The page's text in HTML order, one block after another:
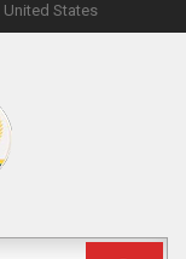
United States